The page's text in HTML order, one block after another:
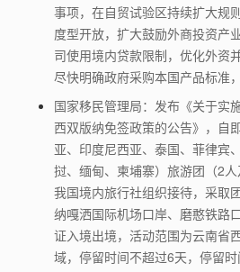
事项，在自贸试验区持续扩大规
度型开放，扩大鼓励外商投资产
司使用境内贷款限制，优化外资
尽快明确政府采购本国产品标准
国家移民管理局：发布《关于实
西双版纳免签政策的公告》，自
亚、印度尼西亚、泰国、菲律宾
挝、缅甸、柬埔寨）旅游团（2
我国境内旅行社组织接待，采取
纳嘎洒国际机场口岸、磨憨铁路
证入境出境，活动范围为云南省
域，停留时间不超过6天，停留时